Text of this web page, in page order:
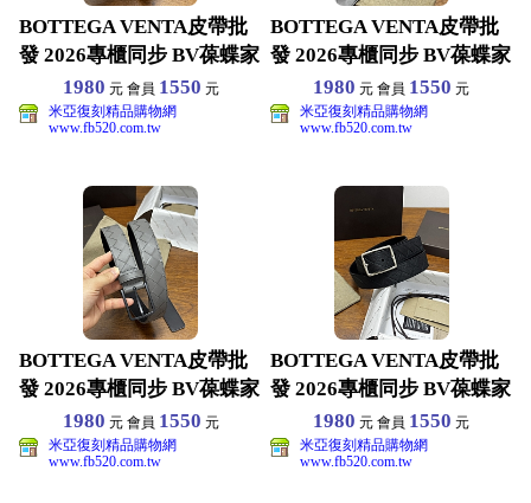
BOTTEGA VENTA皮帶批
發 2026專櫃同步 BV葆蝶家
男生皮1980 元 會員 1550 元
米亞復刻精品購物網
www.fb520.com.tw
BOTTEGA VENTA皮帶批
發 2026專櫃同步 BV葆蝶家
男生皮1980 元 會員 1550 元
米亞復刻精品購物網
www.fb520.com.tw
BOTTEGA VENTA皮帶批
發 2026專櫃同步 BV葆蝶家
男生皮1980 元 會員 1550 元
米亞復刻精品購物網
www.fb520.com.tw
BOTTEGA VENTA皮帶批
發 2026專櫃同步 BV葆蝶家
男生皮1980 元 會員 1550 元
米亞復刻精品購物網
www.fb520.com.tw